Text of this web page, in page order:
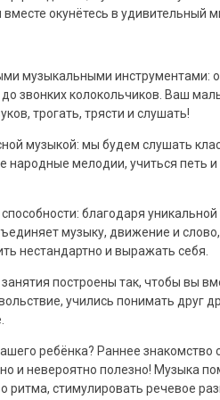
окунётесь в удивительный
музыкальными инструментами:
звонких колокольчиков. Ваш
трогать, трясти и слушать!
музыкой: мы будем слушать
народные мелодии, учиться петь и
благодаря
музыку, движение и
нестандартно и выражать себя.
построены так, чтобы вы
учились понимать друг
ребёнка? Раннее знакомство
и невероятно полезно! Музыка
ритма, стимулировать речевое